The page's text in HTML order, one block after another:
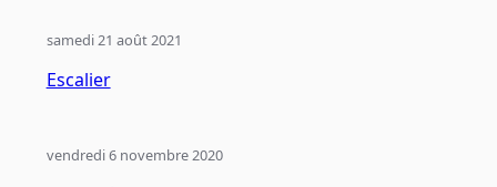
Escalier
samedi 21 août 2021
vendredi 6 novembre 2020